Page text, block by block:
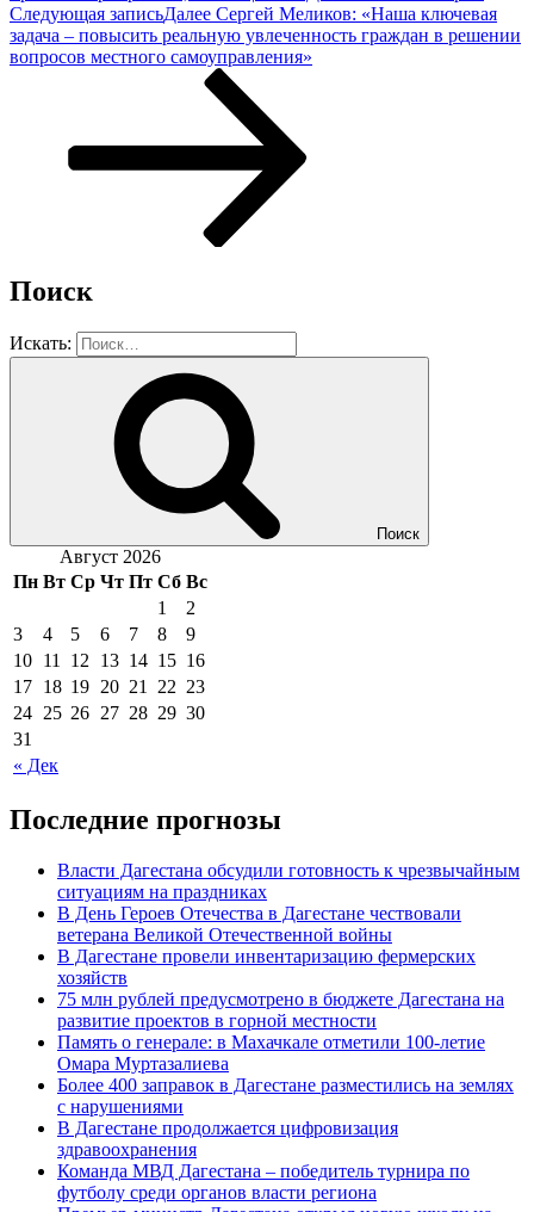
Следующая записьДалее Сергей Меликов: «Наша ключевая
задача – повысить реальную увлеченность граждан в решении
вопросов местного самоуправления»
Поиск
Искать:
Поиск
Август 2026
Пн Вт Ср Чт Пт Сб Вс
« Дек
1
2
3
4 5 6 7 8
9
10 11 12 13 14 15 16
17 18 19 20 21 22 23
24 25 26 27 28 29 30
31
Последние прогнозы
Власти Дагестана обсудили готовность к чрезвычайным
ситуациям на праздниках
В День Героев Отечества в Дагестане чествовали
ветерана Великой Отечественной войны
В Дагестане провели инвентаризацию фермерских
хозяйств
75 млн рублей предусмотрено в бюджете Дагестана на
развитие проектов в горной местности
Память о генерале: в Махачкале отметили 100-летие
Омара Муртазалиева
Более 400 заправок в Дагестане разместились на землях
с нарушениями
В Дагестане продолжается цифровизация
здравоохранения
Команда МВД Дагестана – победитель турнира по
футболу среди органов власти региона